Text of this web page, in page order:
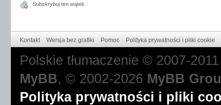
Subskrybuj ten wątek
Kontakt Wersja bez grafiki Pomoc Polityka prywatności i pliki cookie
Polskie tłumaczenie © 2007-
MyBB, © 2002-2026 MyBB
Polityka prywatności i pliki